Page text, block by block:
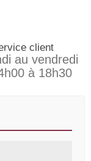
client
au vendredi
à 18h30